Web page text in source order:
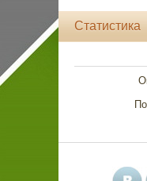
Статистика